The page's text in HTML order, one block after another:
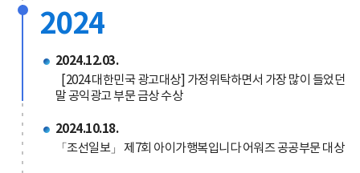
2024
2024.12.03.
[2024 대한민국 광고대상] 가정위탁하면서 가장 많이 들었던
말 공익광고 부문 금상 수상
2024.10.18.
「조선일보」 제7회 아이가행복입니다 어워즈 공공부문 대상